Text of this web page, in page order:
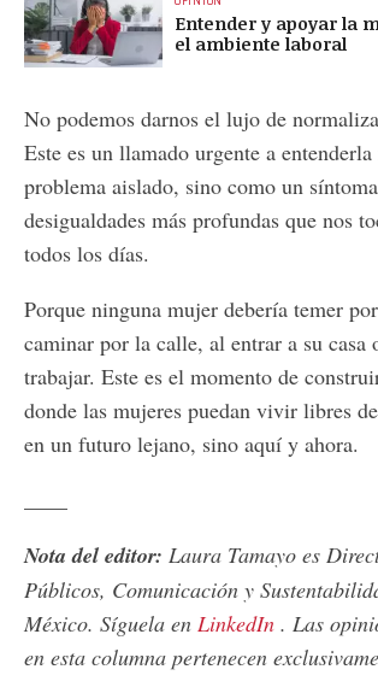
Entender y apoyar la
el ambiente laboral
No podemos darnos el lujo de
Este es un llamado urgente a
problema aislado, sino como un
desigualdades más profundas que nos
todos los días.
Porque ninguna mujer debería temer
caminar por la calle, al entrar a su casa
trabajar. Este es el momento de
donde las mujeres puedan vivir libres
en un futuro lejano, sino aquí y ahora.
Nota del editor: Laura Tamayo es
Públicos, Comunicación y
México. Síguela en LinkedIn . Las
en esta columna pertenecen